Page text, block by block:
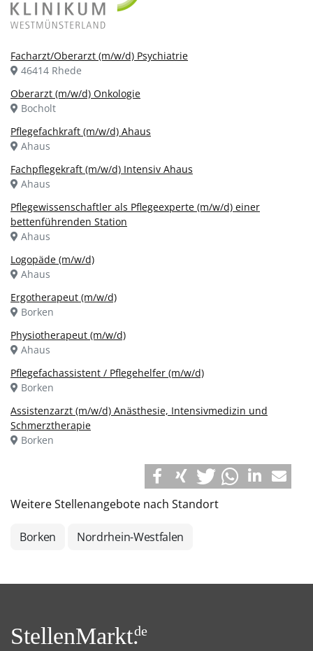
Facharzt/Oberarzt (m/w/d) Psychiatrie
46414 Rhede
Oberarzt (m/w/d) Onkologie
Bocholt
Pflegefachkraft (m/w/d) Ahaus
Ahaus
Fachpflegekraft (m/w/d) Intensiv Ahaus
Ahaus
Pflegewissenschaftler als Pflegeexperte (m/w/d) einer
bettenführenden Station
Ahaus
Logopäde (m/w/d)
Ahaus
Ergotherapeut (m/w/d)
Borken
Physiotherapeut (m/w/d)
Ahaus
Pflegefachassistent / Pflegehelfer (m/w/d)
Borken
Assistenzarzt (m/w/d) Anästhesie, Intensivmedizin und
Schmerztherapie
Borken
Weitere Stellenangebote nach Standort
Borken Nordrhein-Westfalen
StellenMarkt.de